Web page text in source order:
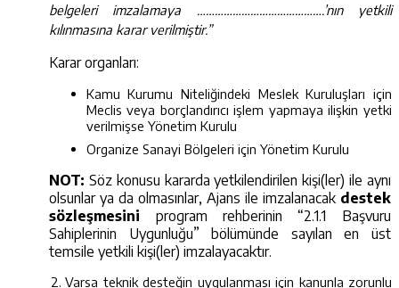
belgeleri imzalamaya …………………………………….’nın yetkili
kılınmasına karar verilmiştir.”
Karar organları:
Kamu Kurumu Niteliğindeki Meslek Kuruluşları için
Meclis veya borçlandırıcı işlem yapmaya ilişkin yetki
verilmişse Yönetim Kurulu
Organize Sanayi Bölgeleri için Yönetim Kurulu
NOT:Söz konusu kararda yetkilendirilen kişi(ler) ile aynı
olsunlar ya da olmasınlar, Ajans ile imzalanacak destek
sözleşmesini program rehberinin “2.1.1 Başvuru
Sahiplerinin Uygunluğu” bölümünde sayılan en üst
temsile yetkili kişi(ler) imzalayacaktır.
Varsa teknik desteğin uygulanması için kanunla zorunlu